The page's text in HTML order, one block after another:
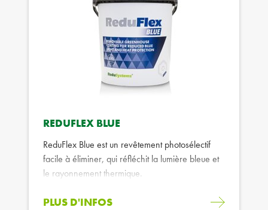
REDUFLEX BLUE
ReduFlex Blue est un revêtement photosélectif
facile à éliminer, qui réfléchit la lumière bleue et
le rayonnement thermique.
PLUS D'INFOS